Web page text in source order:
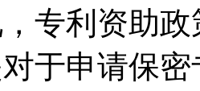
专利资助
于申请保